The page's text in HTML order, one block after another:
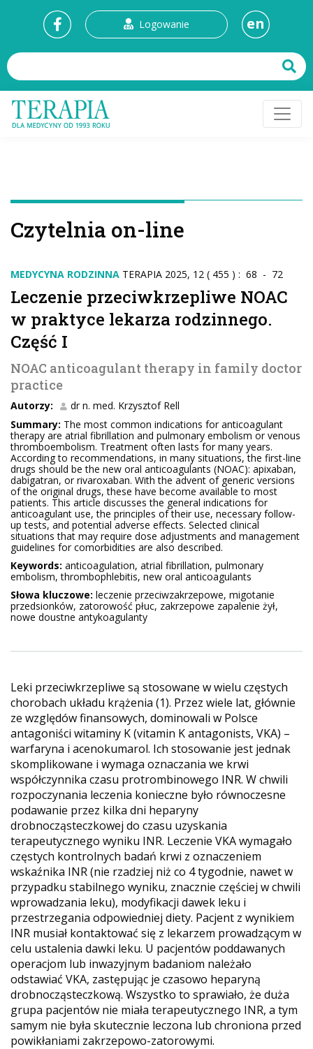
Logowanie en
Czytelnia on-line
MEDYCYNA RODZINNA TERAPIA 2025, 12 ( 455 ) : 68 - 72
Leczenie przeciwkrzepliwe NOAC
w praktyce lekarza rodzinnego.
Część I
NOAC anticoagulant therapy in family doctor
practice
Autorzy:
dr n. med. Krzysztof Rell
Summary: The most common indications for anticoagulant
therapy are atrial fibrillation and pulmonary embolism or venous
thromboembolism. Treatment often lasts for many years.
According to recommendations, in many situations, the first-line
drugs should be the new oral anticoagulants (NOAC): apixaban,
dabigatran, or rivaroxaban. With the advent of generic versions
of the original drugs, these have become available to most
patients. This article discusses the general indications for
anticoagulant use, the principles of their use, necessary follow-
up tests, and potential adverse effects. Selected clinical
situations that may require dose adjustments and management
guidelines for comorbidities are also described.
Keywords: anticoagulation, atrial fibrillation, pulmonary
embolism, thrombophlebitis, new oral anticoagulants
Słowa kluczowe: leczenie przeciwzakrzepowe, migotanie
przedsionków, zatorowość płuc, zakrzepowe zapalenie żył,
nowe doustne antykoagulanty
Leki przeciwkrzepliwe są stosowane w wielu częstych
chorobach układu krążenia (1). Przez wiele lat, głównie
ze względów finansowych, dominowali w Polsce
antagoniści witaminy K (vitamin K antagonists, VKA) –
warfaryna i acenokumarol. Ich stosowanie jest jednak
skomplikowane i wymaga oznaczania we krwi
współczynnika czasu protrombinowego INR. W chwili
rozpoczynania leczenia konieczne było równoczesne
podawanie przez kilka dni heparyny
drobnocząsteczkowej do czasu uzyskania
terapeutycznego wyniku INR. Leczenie VKA wymagało
częstych kontrolnych badań krwi z oznaczeniem
wskaźnika INR (nie rzadziej niż co 4 tygodnie, nawet w
przypadku stabilnego wyniku, znacznie częściej w chwili
wprowadzania leku), modyfikacji dawek leku i
przestrzegania odpowiedniej diety. Pacjent z wynikiem
INR musiał kontaktować się z lekarzem prowadzącym w
celu ustalenia dawki leku. U pacjentów poddawanych
operacjom lub inwazyjnym badaniom należało
odstawiać VKA, zastępując je czasowo heparyną
drobnocząsteczkową. Wszystko to sprawiało, że duża
grupa pacjentów nie miała terapeutycznego INR, a tym
samym nie była skutecznie leczona lub chroniona przed
powikłaniami zakrzepowo-zatorowymi.